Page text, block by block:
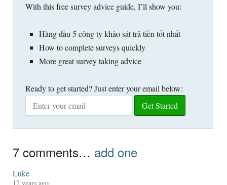
With this free survey advice guide, I’ll show you:
Hàng đầu 5 công ty khảo sát trả tiền tốt nhất
How to complete surveys quickly
More great survey taking advice
Ready to get started?Just enter your email below:
7 comments… add one
Luke
12 years ago